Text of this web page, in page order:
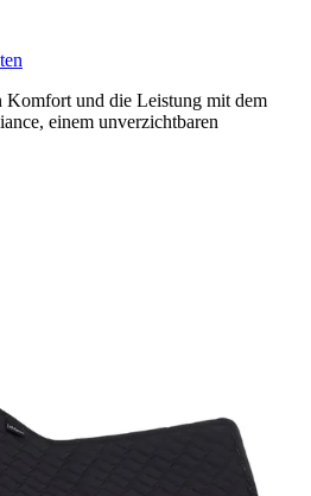
Komfort und die Leistung mit dem
einem unverzichtbaren